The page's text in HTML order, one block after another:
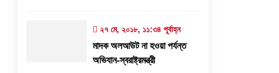
‘প্রযুক্তির সঙ্গে তাল মিলিয়ে সাংবাদিকদের
এগিয়ে যেতে হবে’- পিআইবির মহাপরিচালক
২৭ মে, ২০১৮, ১১:৩৪ পূর্বাহ্ন
মাদক অলআউট না হওয়া পর্যন্ত
অভিযান-স্বরাষ্ট্রমন্ত্রী